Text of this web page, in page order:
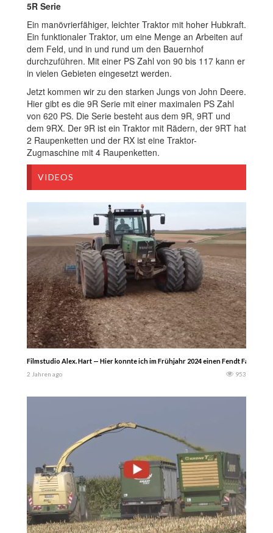
5R Serie
Ein manövrierfähiger, leichter Traktor mit hoher Hubkraft.
Ein funktionaler Traktor, um eine Menge an Arbeiten auf
dem Feld, und in und rund um den Bauernhof
durchzuführen. Mit einer PS Zahl von 90 bis 117 kann er
in vielen Gebieten eingesetzt werden.
Jetzt kommen wir zu den starken Jungs von John Deere.
Hier gibt es die 9R Serie mit einer maximalen PS Zahl
von 620 PS. Die Serie besteht aus dem 9R, 9RT und
dem 9RX. Der 9R ist ein Traktor mit Rädern, der 9RT hat
2 Raupenketten und der RX ist eine Traktor-
Zugmaschine mit 4 Raupenketten.
VIDEOS
Filmstudio Alex. Hart — Hier konnte ich im Frühjahr 2024 einen Fendt Favorit
2 Jahren ago 953